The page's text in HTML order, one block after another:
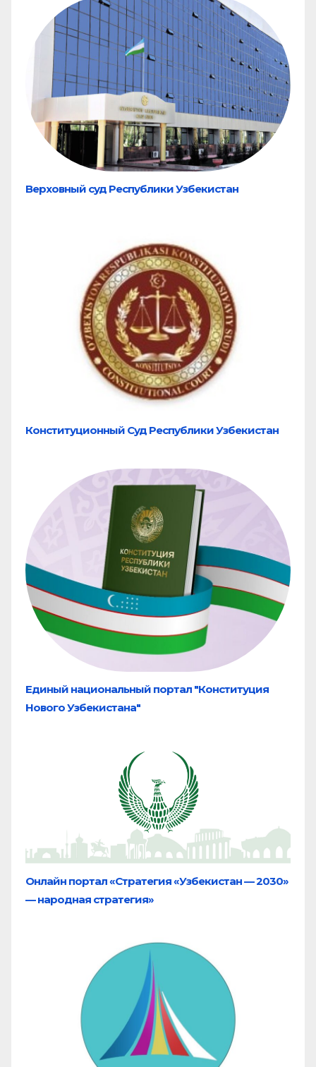
Верховный суд Республики Узбекистан
Конституционный Суд Республики Узбекистан
Единый национальный портал "Конституция
Нового Узбекистана"
Онлайн портал «Стратегия «Узбекистан — 2030»
— народная стратегия»